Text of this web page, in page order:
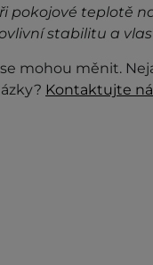
pokojové teplotě
stabilitu a
mohou měnit.
Kontaktujte